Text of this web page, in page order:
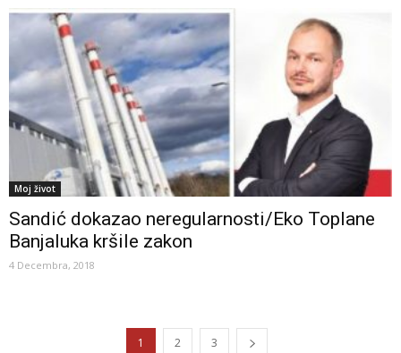
Moj život
Sandić dokazao neregularnosti/Eko Toplane
Banjaluka kršile zakon
4 Decembra, 2018
1 2 3